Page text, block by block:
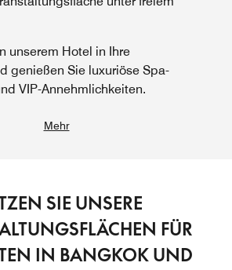
unserem Hotel in Ihre
genießen Sie luxuriöse Spa-
VIP-Annehmlichkeiten.
Mehr
SIE UNSERE
FÜR
IN BANGKOK UND